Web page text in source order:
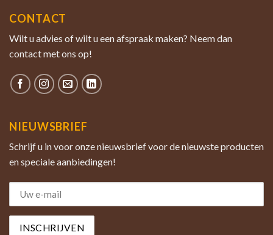
CONTACT
Wilt u advies of wilt u een afspraak maken? Neem dan
contact met ons op!
NIEUWSBRIEF
Schrijf u in voor onze nieuwsbrief voor de nieuwste producten
en speciale aanbiedingen!